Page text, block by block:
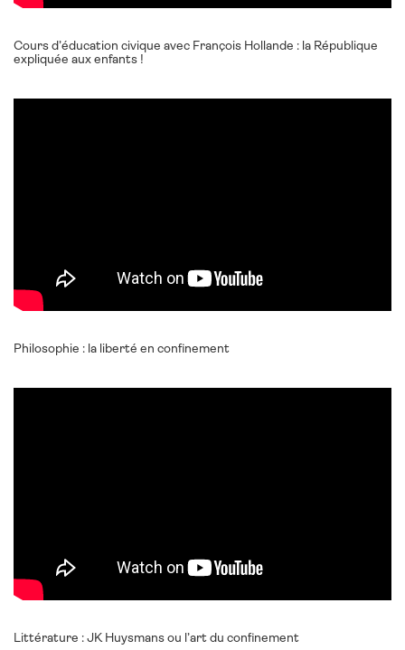
Cours d’éducation civique avec François Hollande : la République
expliquée aux enfants !
Philosophie : la liberté en confinement
Littérature : JK Huysmans ou l’art du confinement